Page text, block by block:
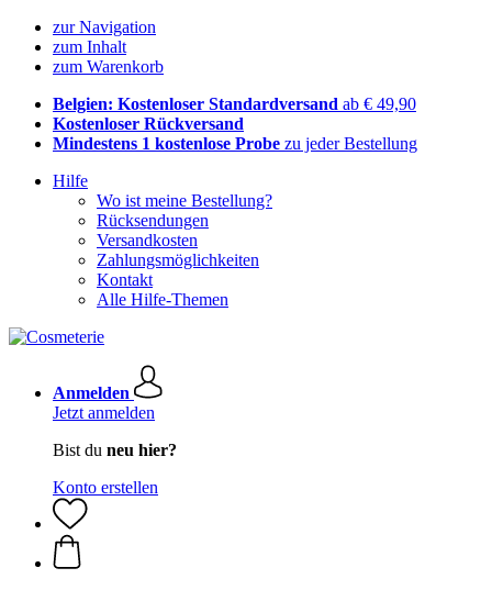
zur Navigation
zum Inhalt
zum Warenkorb
Belgien: Kostenloser Standardversand ab € 49,90
Kostenloser Rückversand
Mindestens 1 kostenlose Probe zu jeder Bestellung
Hilfe
Wo ist meine Bestellung?
Rücksendungen
Versandkosten
Zahlungsmöglichkeiten
Kontakt
Alle Hilfe-Themen
Anmelden
Jetzt anmelden
Bist du neu hier?
Konto erstellen